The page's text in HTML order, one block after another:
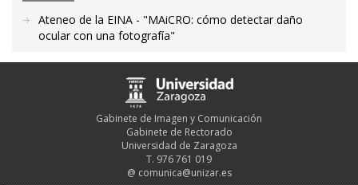
Ateneo de la EINA - "MAiCRO: cómo detectar daño
ocular con una fotografía"
Gabinete de Imagen y Comunicación
Gabinete de Rectorado
Universidad de Zaragoza
T. 976 761 019
@ comunica@unizar.es